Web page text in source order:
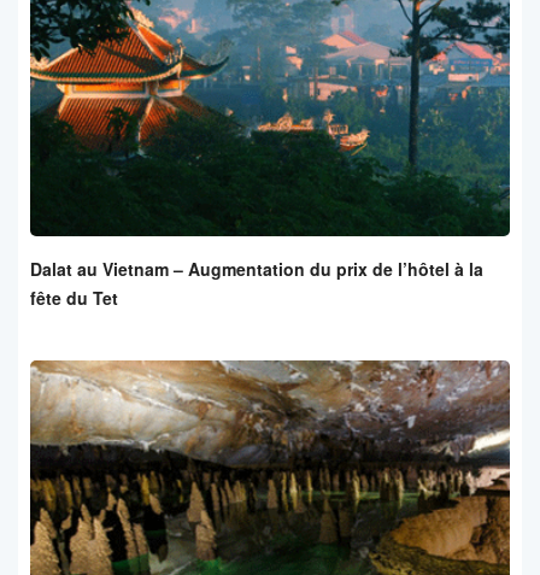
Dalat au Vietnam – Augmentation du prix de l’hôtel à la
fête du Tet